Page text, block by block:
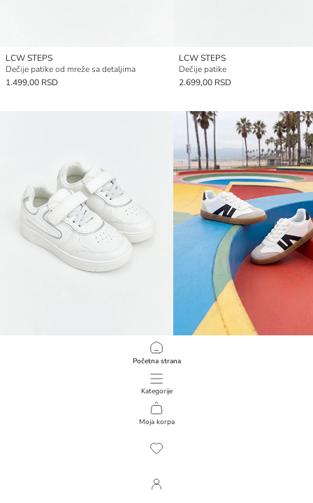
Početna strana
Kategorije
Moja korpa
LCW STEPS
Dečije patike od mreže sa detaljima
1.499,00 RSD
LCW STEPS
Dečije patike
2.699,00 RSD